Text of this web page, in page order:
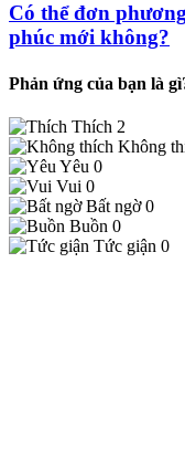
Có thể đơn
phúc mới không?
Phản ứng của bạn là
Thích 2
Không
Yêu 0
Vui 0
Bất ngờ 0
Buồn 0
Tức giận 0